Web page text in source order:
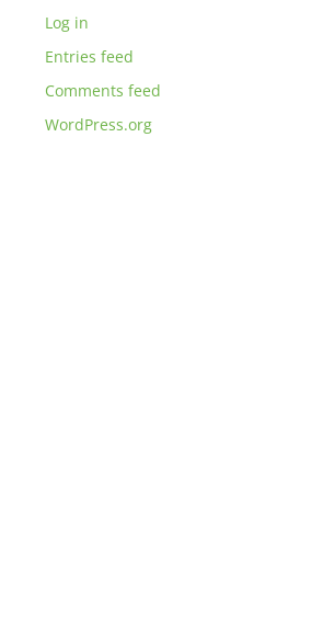
Log in
Entries feed
Comments feed
WordPress.org